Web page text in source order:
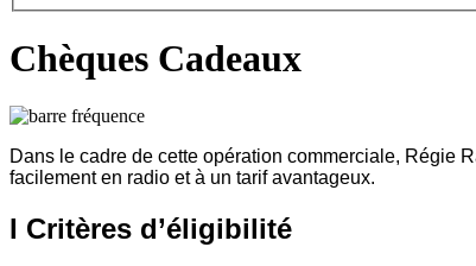
Chèques Cadeaux
Dans le cadre de cette opération commerciale, Régie
facilement en radio et à un tarif avantageux.
I Critères d’éligibilité